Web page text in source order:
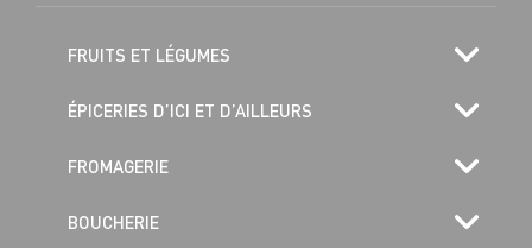
FRUITS ET LÉGUMES
ÉPICERIES D’ICI ET D’AILLEURS
FROMAGERIE
BOUCHERIE